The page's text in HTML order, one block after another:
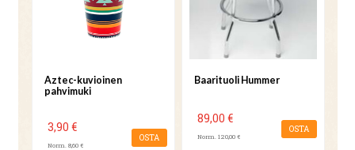
Aztec-kuvioinen
pahvimuki
3,90 €
Norm. 8,60 €
OSTA
Baarituoli Hummer
89,00 €
Norm. 120,00 €
OSTA